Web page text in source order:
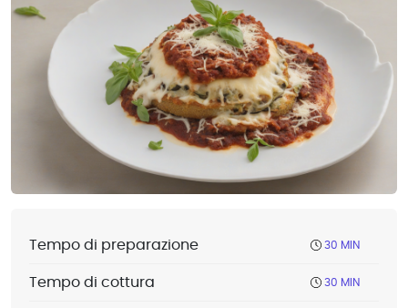
Tempo di preparazione 30 MIN
Tempo di cottura 30 MIN